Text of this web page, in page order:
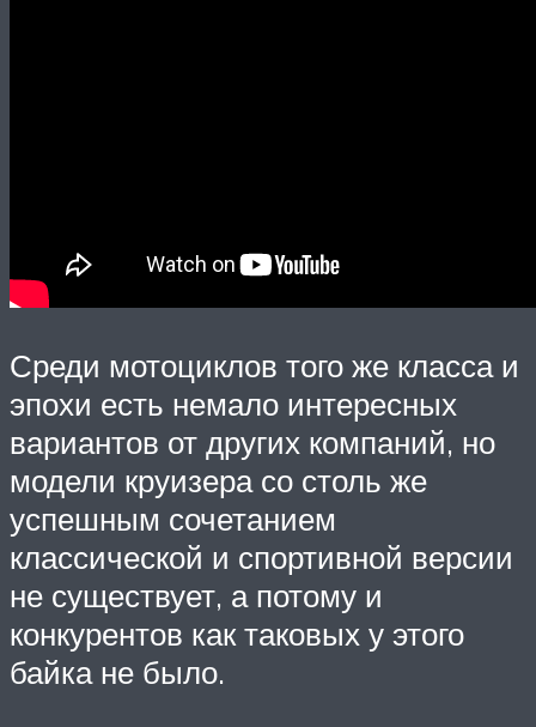
Среди мотоциклов того же класса и
эпохи есть немало интересных
вариантов от других компаний, но
модели круизера со столь же
успешным сочетанием
классической и спортивной версии
не существует, а потому и
конкурентов как таковых у этого
байка не было.